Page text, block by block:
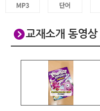
교재소개 동영상